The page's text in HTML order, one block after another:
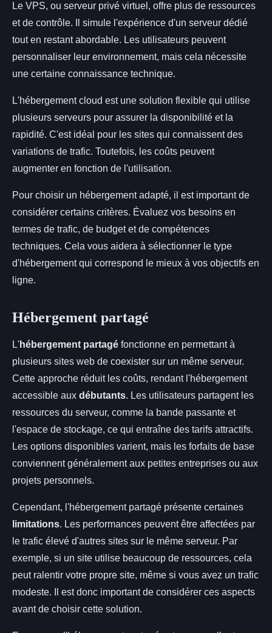
Le VPS, ou serveur privé virtuel, offre plus de ressources
et de contrôle. Il simule l'expérience d'un serveur dédié
tout en restant abordable. Les utilisateurs peuvent
personnaliser leur environnement, mais cela nécessite
une certaine connaissance technique.
L'hébergement cloud est une solution flexible qui utilise
plusieurs serveurs pour assurer la disponibilité et la
rapidité. C'est idéal pour les sites qui connaissent des
variations de trafic. Toutefois, les coûts peuvent
augmenter en fonction de l'utilisation.
Pour choisir un hébergement adapté, il est important de
considérer certains critères. Évaluez vos besoins en
termes de trafic, de budget et de compétences
techniques. Cela vous aidera à sélectionner le type
d'hébergement qui correspond le mieux à vos objectifs en
ligne.
Hébergement partagé
L'hébergement partagé fonctionne en permettant à
plusieurs sites web de coexister sur un même serveur.
Cette approche réduit les coûts, rendant l'hébergement
accessible aux débutants. Les utilisateurs partagent les
ressources du serveur, comme la bande passante et
l'espace de stockage, ce qui entraîne des tarifs attractifs.
Les options disponibles varient, mais les forfaits de base
conviennent généralement aux petites entreprises ou aux
projets personnels.
Cependant, l'hébergement partagé présente certaines
limitations. Les performances peuvent être affectées par
le trafic élevé d'autres sites sur le même serveur. Par
exemple, si un site utilise beaucoup de ressources, cela
peut ralentir votre propre site, même si vous avez un trafic
modeste. Il est donc important de considérer ces aspects
avant de choisir cette solution.